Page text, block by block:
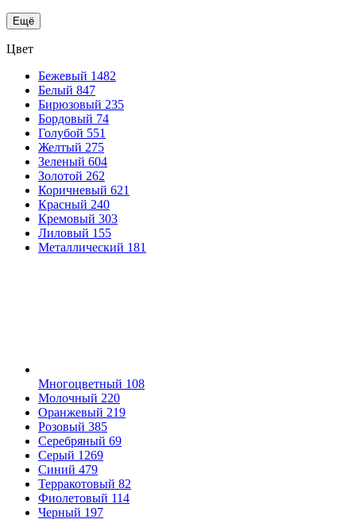
Ещё
Цвет
Бежевый 1482
Белый 847
Бирюзовый 235
Бордовый 74
Голубой 551
Желтый 275
Зеленый 604
Золотой 262
Коричневый 621
Красный 240
Кремовый 303
Лиловый 155
Металлический 181
Многоцветный 108
Молочный 220
Оранжевый 219
Розовый 385
Серебряный 69
Серый 1269
Синий 479
Терракотовый 82
Фиолетовый 114
Черный 197